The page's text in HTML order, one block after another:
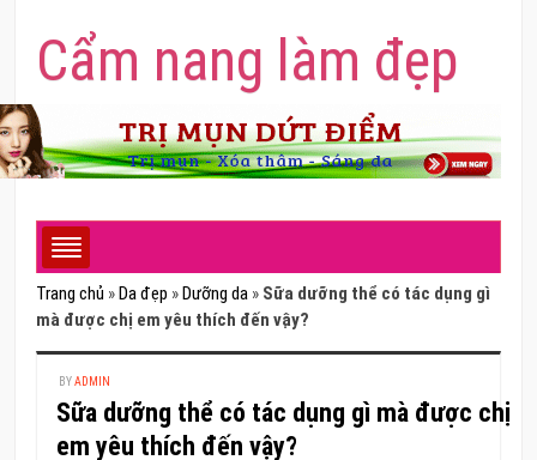
Cẩm nang làm đẹp
Trang chủ » Da đẹp » Dưỡng da » Sữa dưỡng thể có tác dụng gì
mà được chị em yêu thích đến vậy?
BYADMIN
Sữa dưỡng thể có tác dụng gì mà được chị
em yêu thích đến vậy?